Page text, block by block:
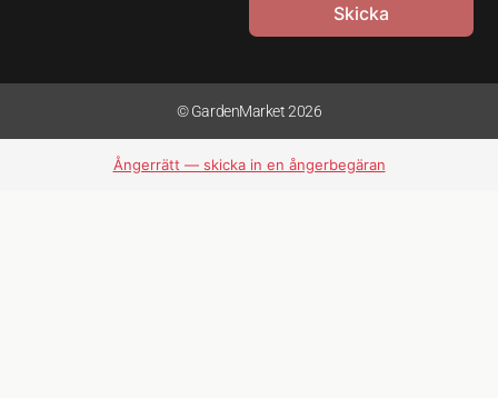
Skicka
© GardenMarket 2026
Ångerrätt — skicka in en ångerbegäran